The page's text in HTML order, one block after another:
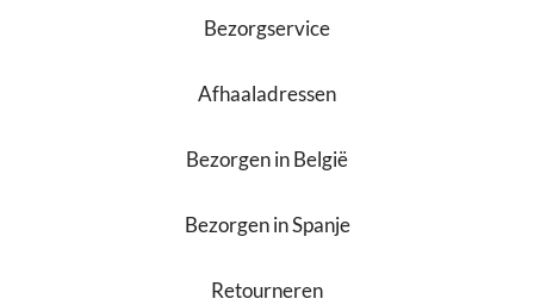
Bezorgservice
Afhaaladressen
Bezorgen in België
Bezorgen in Spanje
Retourneren